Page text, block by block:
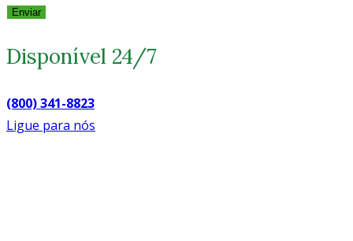
Enviar
Disponível 24/7
(800) 341-8823
Ligue para nós